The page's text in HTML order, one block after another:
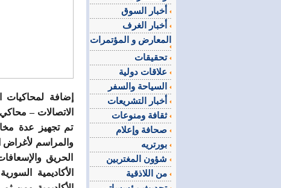
إضافة لمحاكيات
الاتصالات –
تم تجهيز عدة
والمراسم لأغراض
الحريق
الأكاديمية
المعارض و المؤتمرات
تحقيقات
ثقافة ومنوعات